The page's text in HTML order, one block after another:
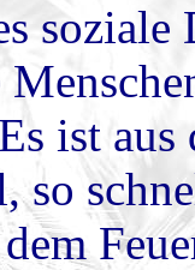
ist
so